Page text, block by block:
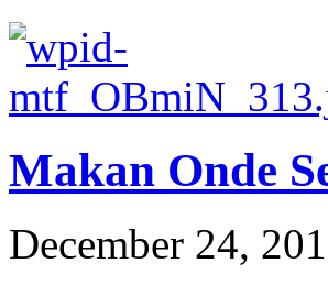
Makan Onde
December 24,